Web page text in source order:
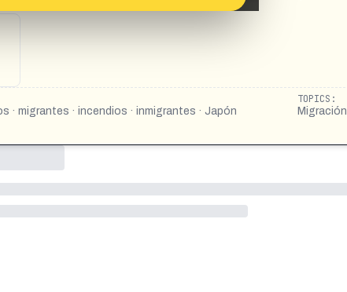
· migrantes · incendios · inmigrantes · Japón
TOPICS: